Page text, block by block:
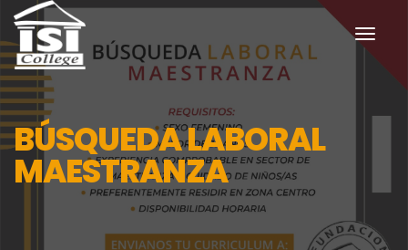
BÚSQUEDA LABORAL
MAESTRANZA